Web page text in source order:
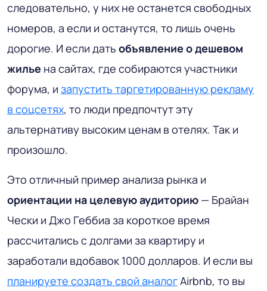
следовательно, у них не останется свободных
номеров, а если и останутся, то лишь очень
дорогие. И если дать объявление о дешевом
жилье на сайтах, где собираются участники
форума, и запустить таргетированную рекламу
в соцсетях, то люди предпочтут эту
альтернативу высоким ценам в отелях. Так и
произошло.
Это отличный пример анализа рынка и
ориентации на целевую аудиторию — Брайан
Чески и Джо Геббиа за короткое время
рассчитались с долгами за квартиру и
заработали вдобавок 1000 долларов. И если вы
планируете создать свой аналогAirbnb, то вы